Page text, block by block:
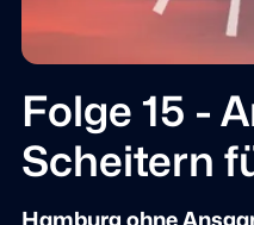
Folge 15 -
Scheitern
Hamburg ohne